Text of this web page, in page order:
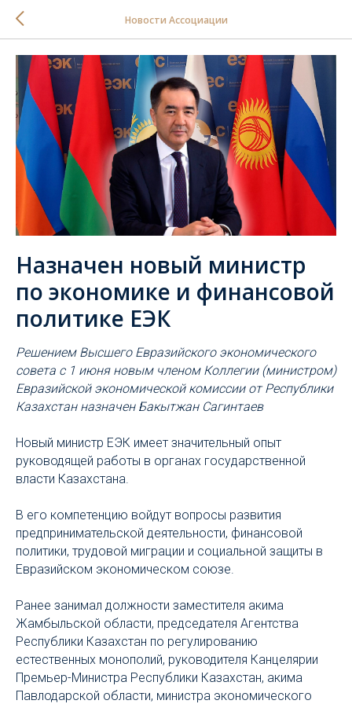
Новости Ассоциации
Назначен новый министр
по экономике и финансовой
политике ЕЭК
Решением Высшего Евразийского экономического
совета с 1 июня новым членом Коллегии (министром)
Евразийской экономической комиссии от Республики
Казахстан назначен Бакытжан Сагинтаев
Новый министр ЕЭК имеет значительный опыт
руководящей работы в органах государственной
власти Казахстана.
В его компетенцию войдут вопросы развития
предпринимательской деятельности, финансовой
политики, трудовой миграции и социальной защиты в
Евразийском экономическом союзе.
Ранее занимал должности заместителя акима
Жамбыльской области, председателя Агентства
Республики Казахстан по регулированию
естественных монополий, руководителя Канцелярии
Премьер-Министра Республики Казахстан, акима
Павлодарской области, министра экономического